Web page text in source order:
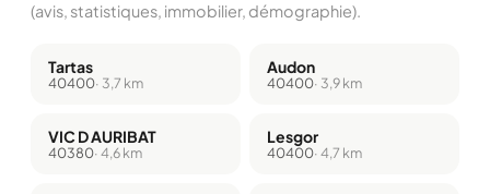
(avis, statistiques, immobilier, démographie).
Tartas
40400· 3,7 km
Audon
40400· 3,9 km
VIC D AURIBAT
40380· 4,6 km
Lesgor
40400· 4,7 km